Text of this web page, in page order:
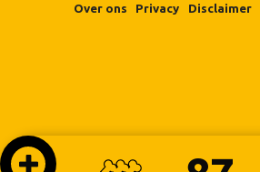
Over ons Privacy Disclaimer